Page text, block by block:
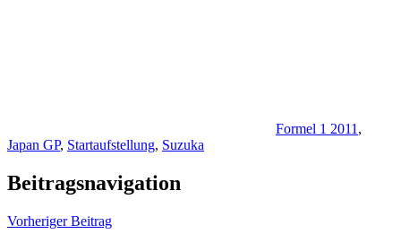
Formel 1 2011 ,
Japan GP, Startaufstellung, Suzuka
Beitragsnavigation
Vorheriger Beitrag